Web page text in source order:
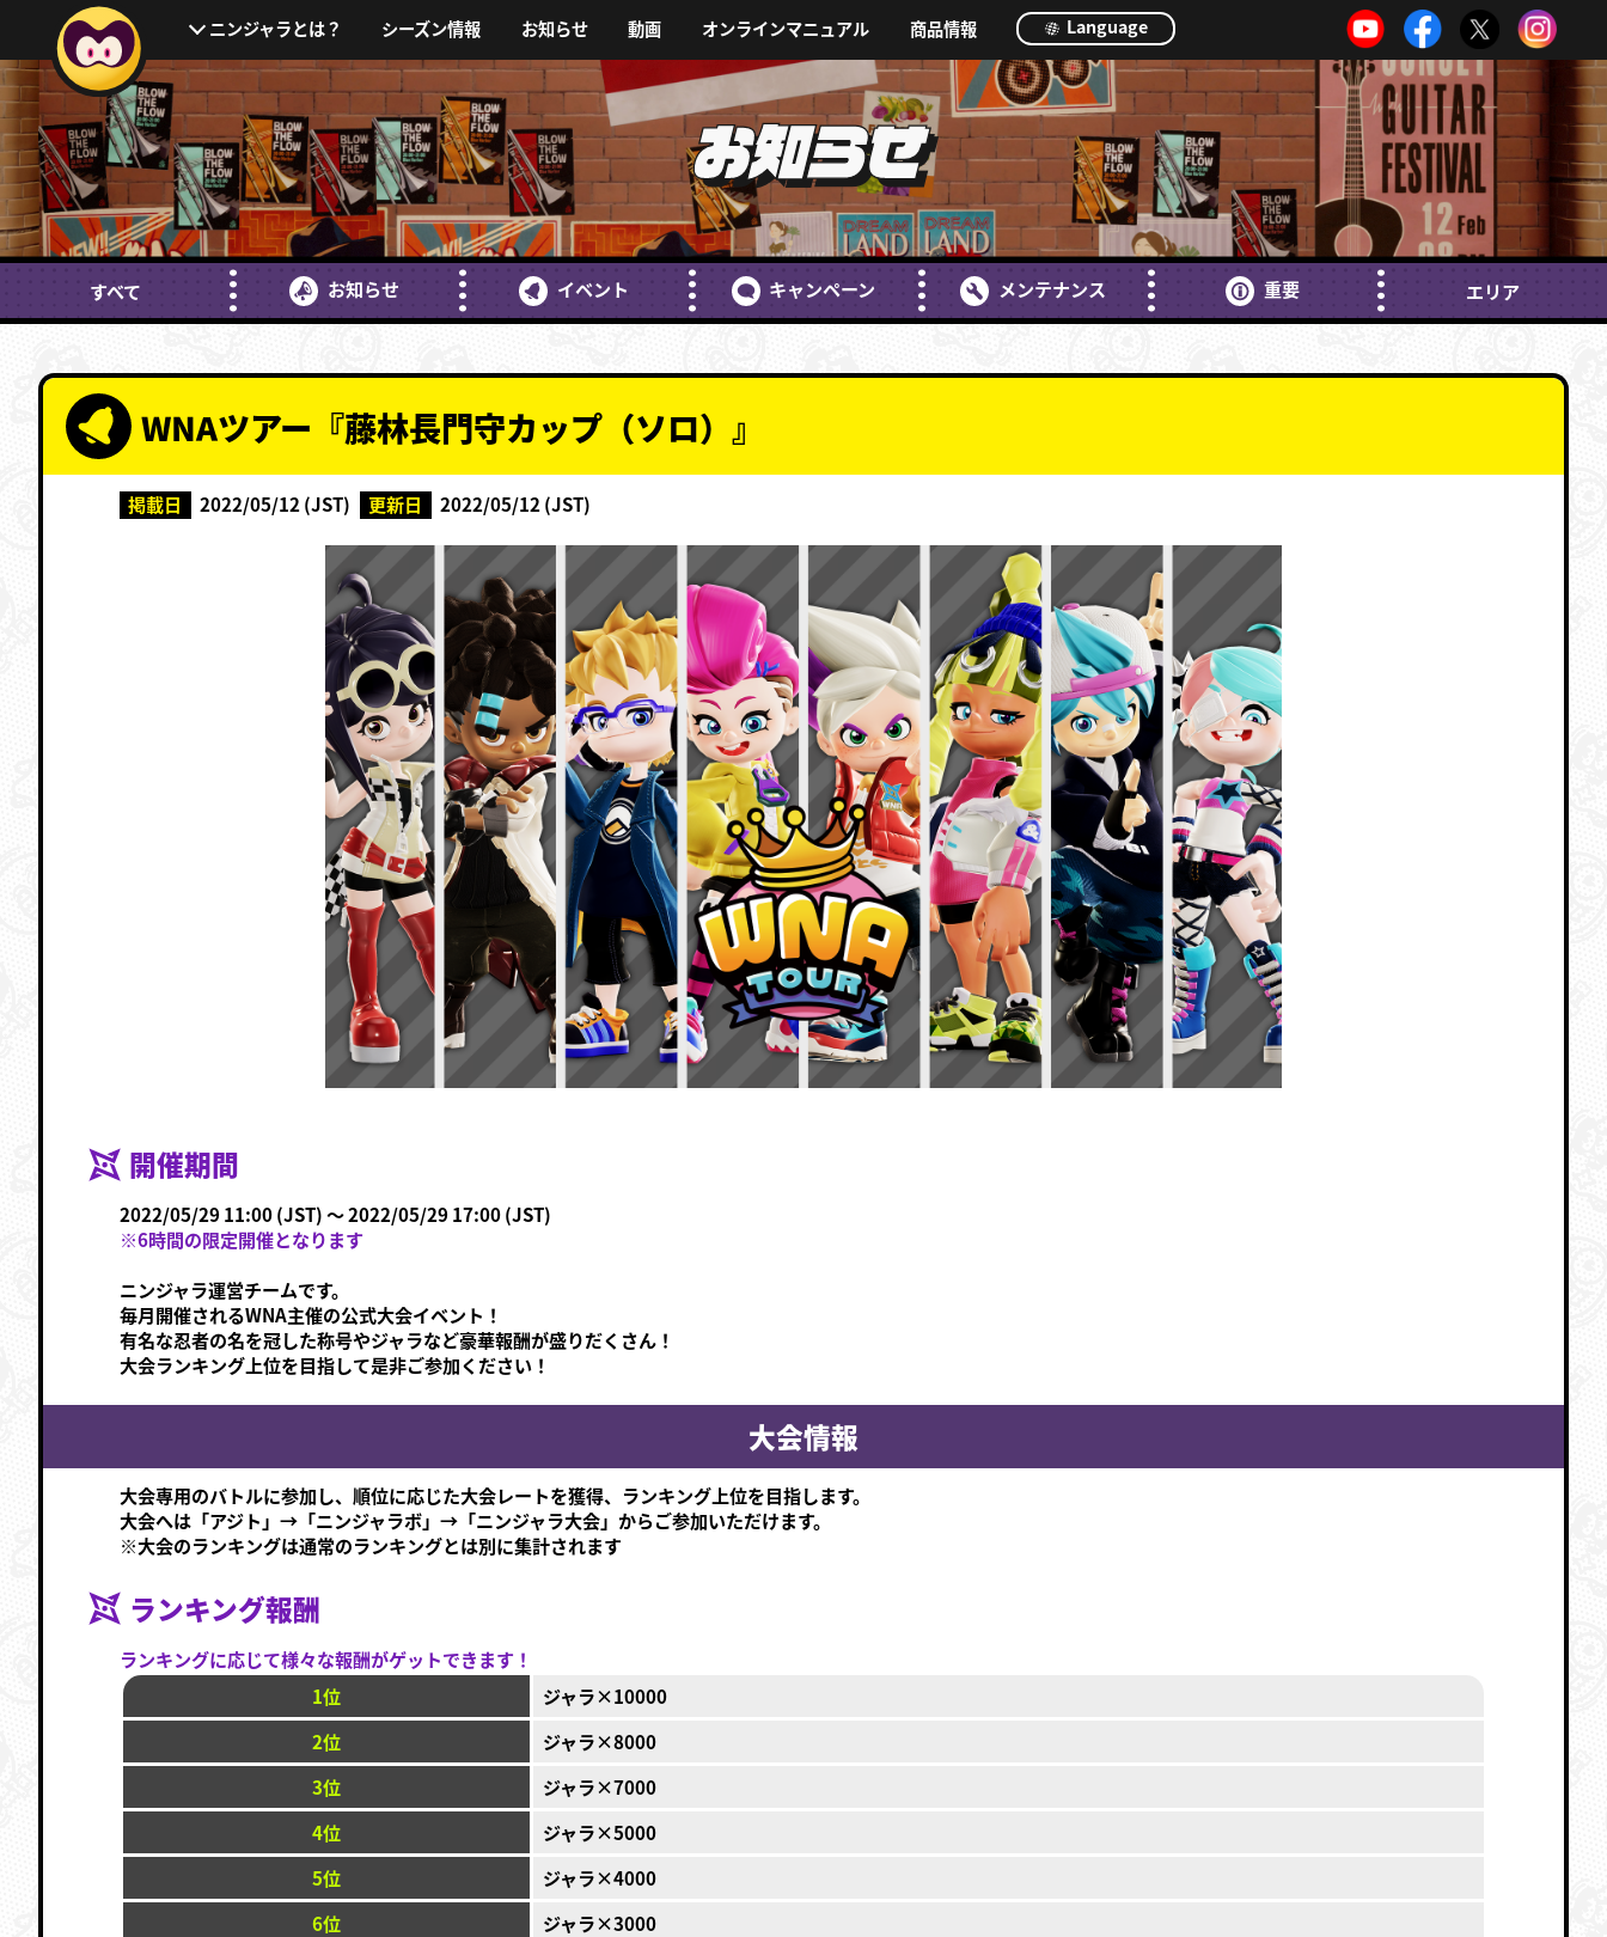
ニンジャラとは？ シーズン情報 お知らせ 動画 オンラインマニュアル 商品情報 Language
お知らせ
すべて お知らせ イベント キャンペーン メンテナンス 重要 エリア
WNAツアー『藤林長門守カップ（ソロ）』
掲載日 2022/05/12 (JST) 更新日 2022/05/12 (JST)
開催期間
2022/05/29 11:00 (JST) ～ 2022/05/29 17:00 (JST)
※6時間の限定開催となります
ニンジャラ運営チームです。
毎月開催されるWNA主催の公式大会イベント！
有名な忍者の名を冠した称号やジャラなど豪華報酬が盛りだくさん！
大会ランキング上位を目指して是非ご参加ください！
大会情報
大会専用のバトルに参加し、順位に応じた大会レートを獲得、ランキング上位を目指します。
大会へは「アジト」→「ニンジャラボ」→「ニンジャラ大会」からご参加いただけます。
※大会のランキングは通常のランキングとは別に集計されます
ランキング報酬
ランキングに応じて様々な報酬がゲットできます！
1位
ジャラ×10000
2位
ジャラ×8000
3位
ジャラ×7000
4位
ジャラ×5000
5位
ジャラ×4000
6位
ジャラ×3000